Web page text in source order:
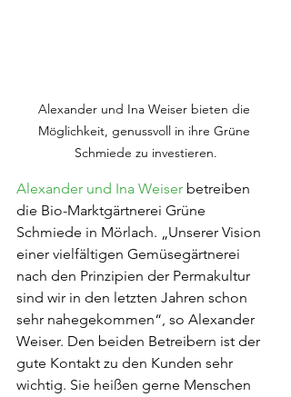
Alexander und Ina Weiser bieten die
Möglichkeit, genussvoll in ihre Grüne
Schmiede zu investieren.
Alexander und Ina Weiser betreiben
die Bio-Marktgärtnerei Grüne
Schmiede in Mörlach. „Unserer Vision
einer vielfältigen Gemüsegärtnerei
nach den Prinzipien der Permakultur
sind wir in den letzten Jahren schon
sehr nahegekommen“, so Alexander
Weiser. Den beiden Betreibern ist der
gute Kontakt zu den Kunden sehr
wichtig. Sie heißen gerne Menschen